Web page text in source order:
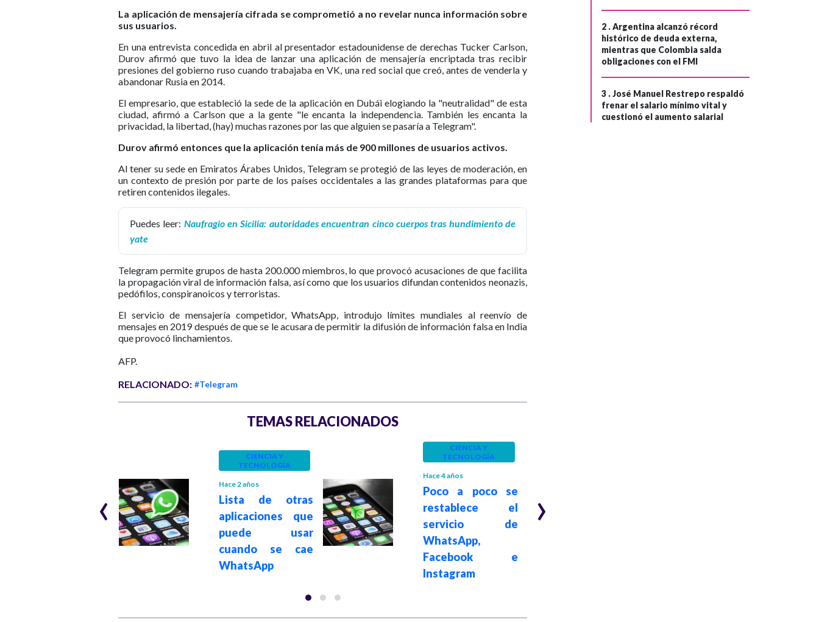
La aplicación de mensajería cifrada se comprometió a no revelar nunca información sobre
sus usuarios.
En una entrevista concedida en abril al presentador estadounidense de derechas Tucker Carlson,
Durov afirmó que tuvo la idea de lanzar una aplicación de mensajería encriptada tras recibir
presiones del gobierno ruso cuando trabajaba en VK, una red social que creó, antes de venderla y
abandonar Rusia en 2014.
El empresario, que estableció la sede de la aplicación en Dubái elogiando la "neutralidad" de esta
ciudad, afirmó a Carlson que a la gente "le encanta la independencia. También les encanta la
privacidad, la libertad, (hay) muchas razones por las que alguien se pasaría a Telegram".
Durov afirmó entonces que la aplicación tenía más de 900 millones de usuarios activos.
Al tener su sede en Emiratos Árabes Unidos, Telegram se protegió de las leyes de moderación, en
un contexto de presión por parte de los países occidentales a las grandes plataformas para que
retiren contenidos ilegales.
Puedes leer: Naufragio en Sicilia: autoridades encuentran cinco cuerpos tras hundimiento de
yate
Telegram permite grupos de hasta 200.000 miembros, lo que provocó acusaciones de que facilita
la propagación viral de información falsa, así como que los usuarios difundan contenidos neonazis,
pedófilos, conspiranoicos y terroristas.
El servicio de mensajería competidor, WhatsApp, introdujo límites mundiales al reenvío de
mensajes en 2019 después de que se le acusara de permitir la difusión de información falsa en India
que provocó linchamientos.
AFP.
RELACIONADO: #Telegram
TEMAS RELACIONADOS
5 aplicaciones de
CIENCIA Y
TECNOLOGÍA
Hace 2 años
Lista de otras
aplicaciones que
puede usar
cuando se cae
WhatsApp
CIENCIA Y
TECNOLOGÍA
Hace 4 años
Poco a poco se
restablece el
servicio de
WhatsApp,
Facebook e
Instagram
‹ ›
2 .Argentina alcanzó récord
histórico de deuda externa,
mientras que Colombia salda
obligaciones con el FMI
3 .José Manuel Restrepo respaldó
frenar el salario mínimo vital y
cuestionó el aumento salarial